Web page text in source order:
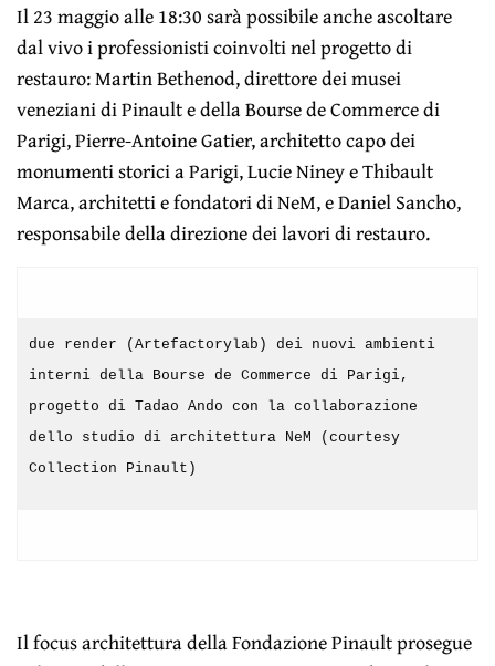
Il 23 maggio alle 18:30 sarà possibile anche ascoltare
dal vivo i professionisti coinvolti nel progetto di
restauro: Martin Bethenod, direttore dei musei
veneziani di Pinault e della Bourse de Commerce di
Parigi, Pierre-Antoine Gatier, architetto capo dei
monumenti storici a Parigi, Lucie Niney e Thibault
Marca, architetti e fondatori di NeM, e Daniel Sancho,
responsabile della direzione dei lavori di restauro.
due render (Artefactorylab) dei nuovi ambienti
interni della Bourse de Commerce di Parigi,
progetto di Tadao Ando con la collaborazione
dello studio di architettura NeM (courtesy
Collection Pinault)
Il focus architettura della Fondazione Pinault prosegue